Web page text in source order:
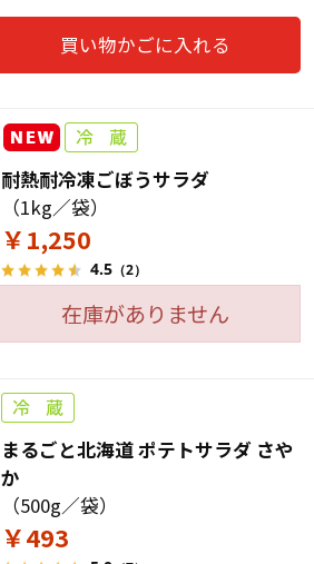
買い物かごに入れる
耐熱耐冷凍ごぼうサラダ
（1kg／袋）
￥1,250
4.5（2）
在庫がありません
まるごと北海道 ポテトサラダ さや
か
（500g／袋）
￥493